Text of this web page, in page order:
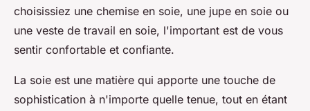
choisissiez une chemise en soie, une jupe en soie ou
une veste de travail en soie, l'important est de vous
sentir confortable et confiante.
La soie est une matière qui apporte une touche de
sophistication à n'importe quelle tenue, tout en étant